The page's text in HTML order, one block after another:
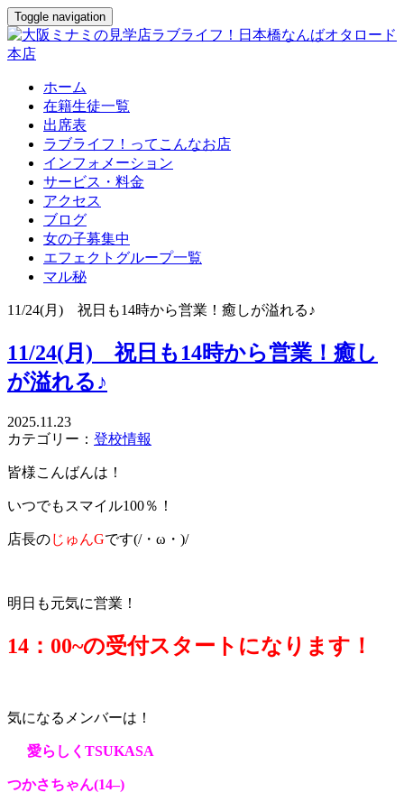
Toggle navigation
ホーム
在籍生徒一覧
出席表
ラブライフ！ってこんなお店
インフォメーション
サービス・料金
アクセス
ブログ
女の子募集中
エフェクトグループ一覧
マル秘
11/24(月) 祝日も14時から営業！癒しが溢れる♪
11/24(月) 祝日も14時から営業！癒し
が溢れる♪
2025.11.23
カテゴリー： 登校情報
皆様こんばんは！
いつでもスマイル100％！
店長のじゅんGです(/・ω・)/
明日も元気に営業！
14：00~の受付スタートになります！
気になるメンバーは！
愛らしくTSUKASA
つかさちゃん(14–)